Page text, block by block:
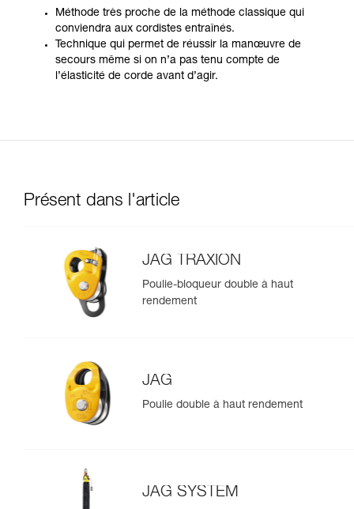
Méthode très proche de la méthode classique qui
conviendra aux cordistes entraînés.
Technique qui permet de réussir la manœuvre de
secours même si on n’a pas tenu compte de
l’élasticité de corde avant d’agir.
Présent dans l'article
JAG TRAXION
Poulie-bloqueur double à haut
rendement
JAG
Poulie double à haut rendement
JAG SYSTEM